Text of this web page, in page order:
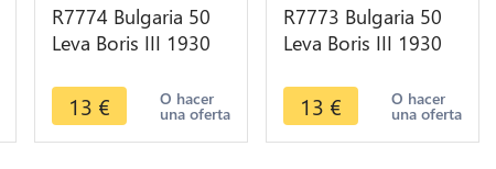
R7774 Bulgaria 50
Leva Boris III 1930
offer
13 € O hacer
una oferta
R7773 Bulgaria 50
Leva Boris III 1930
offer
13 € O hacer
una oferta